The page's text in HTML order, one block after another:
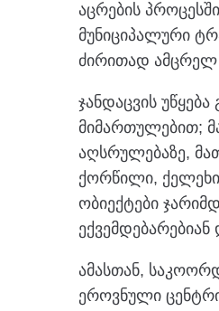
აცრების
მუნიციპალური
ძირითად ამცრელ
ჯანდაცვის
მიმართულებით;
აღსრულებაზე,
ქორწილი, ქელეხი
ობიექტები
ამასთან,
ეროვნული